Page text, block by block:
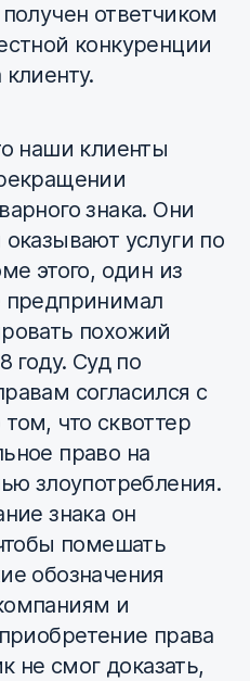
ответчиком
конкуренции
наши клиенты
знака. Они
услуги по
этого, один из
предпринимал
похожий
году. Суд по
согласился с
что сквоттер
право на
злоупотребления.
знака он
помешать
обозначения
и
права
не смог доказать,